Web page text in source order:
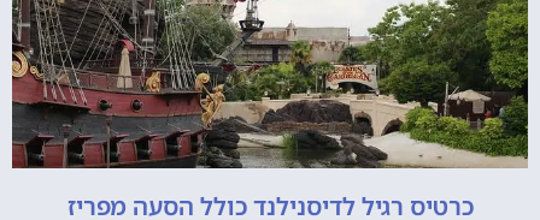
כרטיס רגיל לדיסנילנד כולל הסעה מפריז